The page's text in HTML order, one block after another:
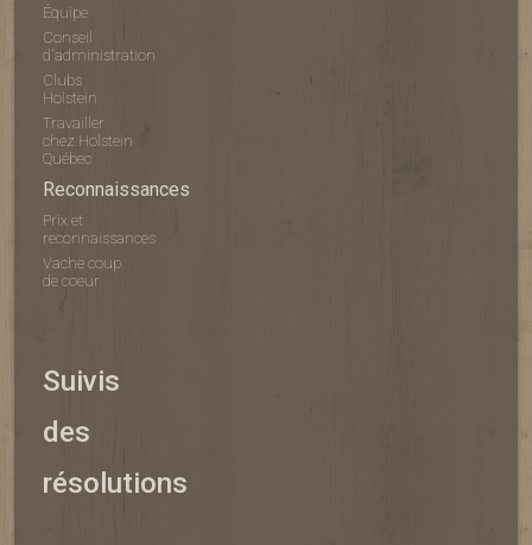
Équipe
Conseil
d'administration
Clubs
Holstein
Travailler
chez Holstein
Québec
Reconnaissances
Prix et
reconnaissances
Vache coup
de coeur
Suivis
des
résolutions